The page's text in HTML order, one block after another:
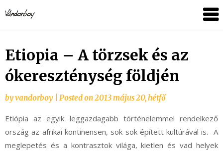
to
content
Etiopia – A törzsek és az
ókereszténység földjén
byvandorboy Posted on2013 május 20, hétfő
Etiópia az egyik leggazdagabb történelemmel rendelkező
ország az afrikai kontinensen, sok sok épített kultúrával is. A
meglepetés és a kontrasztok világa, kietlen és vad helyek